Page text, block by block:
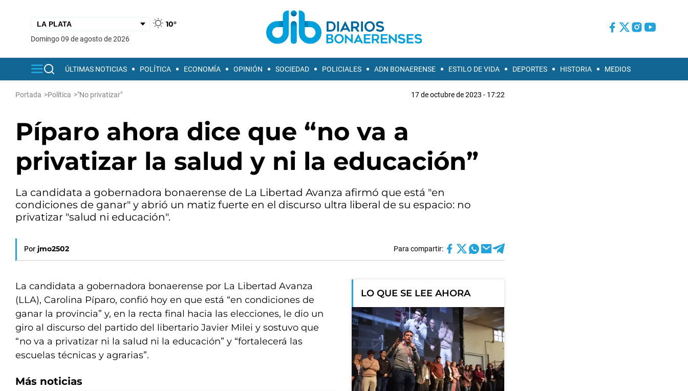
10°
domingo 09 de agosto de 2026
ÚLTIMAS NOTICIAS POLÍTICA ECONOMÍA OPINIÓN SOCIEDAD POLICIALES ADN BONAERENSE ESTILO DE VIDA DEPORTES HISTORIA MEDIOS
Portada >Política >"No privatizar" 17 de octubre de 2023 - 17:22
Píparo ahora dice que “no va a
privatizar la salud y ni la educación”
La candidata a gobernadora bonaerense de La Libertad Avanza afirmó que está "en
condiciones de ganar" y abrió un matiz fuerte en el discurso ultra liberal de su espacio: no
privatizar "salud ni educación".
Por jmo2502 Para compartir:
La candidata a gobernadora bonaerense por La Libertad Avanza
(LLA), Carolina Píparo, confió hoy en que está “en condiciones de
ganar la provincia” y, en la recta final hacia las elecciones, le dio un
giro al discurso del partido del libertario Javier Milei y sostuvo que
“no va a privatizar ni la salud ni la educación” y “fortalecerá las
escuelas técnicas y agrarias”.
Más noticias
LO QUE SE LEE AHORA